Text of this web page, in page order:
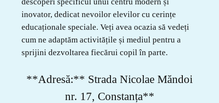
descoperi specificul unui centru modern și
inovator, dedicat nevoilor elevilor cu cerințe
educaționale speciale. Veți avea ocazia să vedeți
cum ne adaptăm activitățile și mediul pentru a
sprijini dezvoltarea fiecărui copil în parte.
**Adresă:** Strada Nicolae Măndoi
nr. 17, Constanța**